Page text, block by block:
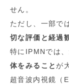
せん。
ただし、一部で
切な評価と経過
特にIPMNでは
体をみることが
超音波内視鏡（